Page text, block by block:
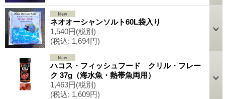
ネオオーシャンソルト60L袋入り
1,540円(税別)
(税込: 1,694円)
ハコス・フィッシュフード クリル・フレー
ク 37g（海水魚・熱帯魚両用）
1,463円(税別)
(税込: 1,609円)